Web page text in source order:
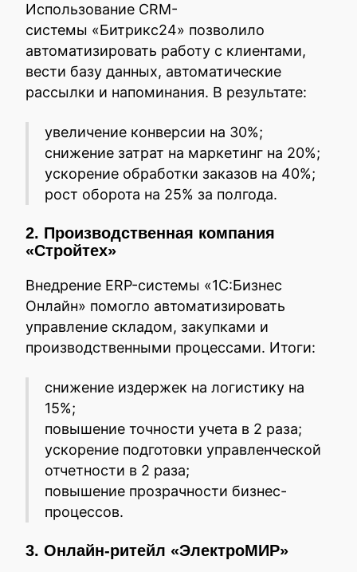
Использование CRM-
системы «Битрикс24» позволило
автоматизировать работу с клиентами,
вести базу данных, автоматические
рассылки и напоминания. В результате:
увеличение конверсии на 30%;
снижение затрат на маркетинг на 20%;
ускорение обработки заказов на 40%;
рост оборота на 25% за полгода.
2. Производственная компания
«Стройтех»
Внедрение ERP-системы «1С:Бизнес
Онлайн» помогло автоматизировать
управление складом, закупками и
производственными процессами. Итоги:
снижение издержек на логистику на
15%;
повышение точности учета в 2 раза;
ускорение подготовки управленческой
отчетности в 2 раза;
повышение прозрачности бизнес-
процессов.
3. Онлайн-ритейл «ЭлектроМИР»